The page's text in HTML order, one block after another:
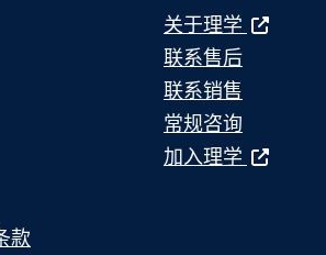
关于理学
联系售后
联系销售
常规咨询
加入理学
款